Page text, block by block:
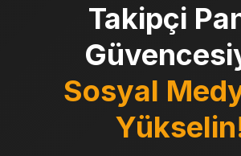
Takipçi
Sosyal